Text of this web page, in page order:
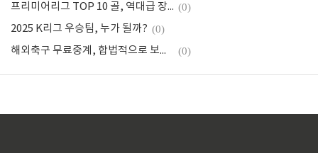
프리미어리그 TOP 10 골, 역대급 장면 모음 (0)
2025 K리그 우승팀, 누가 될까? (0)
해외축구 무료중계, 합법적으로 보는 방법 (0)